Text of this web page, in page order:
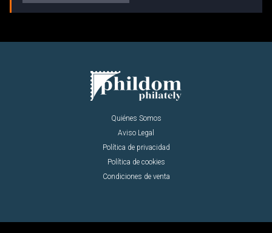
Quiénes Somos
Aviso Legal
Política de privacidad
Política de cookies
Condiciones de venta